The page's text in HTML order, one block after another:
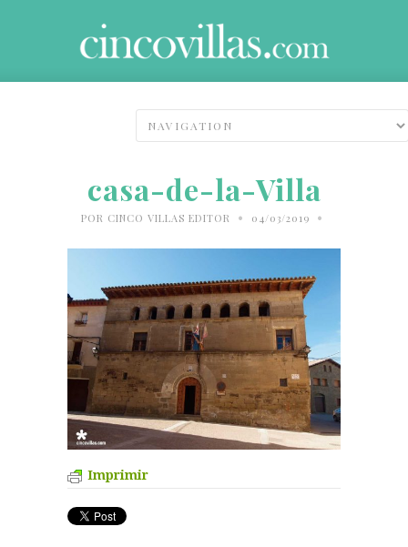
casa-de-la-Villa
POR CINCO VILLAS EDITOR • 04/03/2019 •
Imprimir